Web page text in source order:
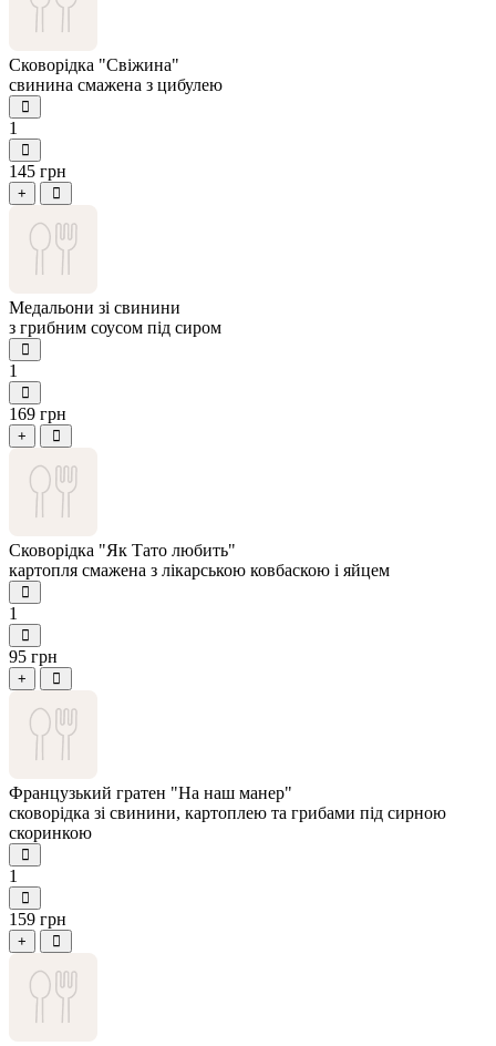
Сковорідка "Свіжина"
свинина смажена з цибулею
1
145 грн
+
Медальони зі свинини
з грибним соусом під сиром
1
169 грн
+
Сковорідка "Як Тато любить"
картопля смажена з лікарською ковбаскою і яйцем
1
95 грн
+
Французький гратен "На наш манер"
сковорідка зі свинини, картоплею та грибами під сирною
скоринкою
1
159 грн
+